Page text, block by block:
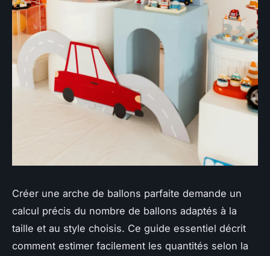
Créer une arche de ballons parfaite demande un
calcul précis du nombre de ballons adaptés à la
taille et au style choisis. Ce guide essentiel décrit
comment estimer facilement les quantités selon la